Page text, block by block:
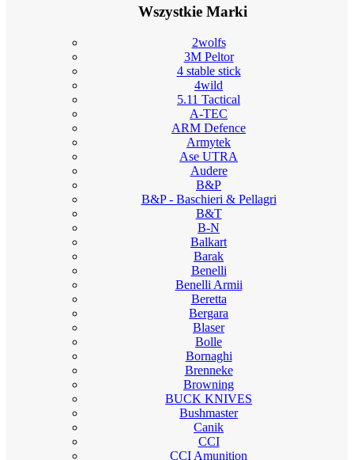
Wszystkie Marki
2wolfs
3M Peltor
4 stable stick
4wild
5.11 Tactical
A-TEC
ARM Defence
Armytek
Ase UTRA
Audere
B&P
B&P - Baschieri & Pellagri
B&T
B-N
Balkart
Barak
Benelli
Benelli Armii
Beretta
Bergara
Blaser
Bolle
Bornaghi
Brenneke
Browning
BUCK KNIVES
Bushmaster
Canik
CCI
CCI Amunition